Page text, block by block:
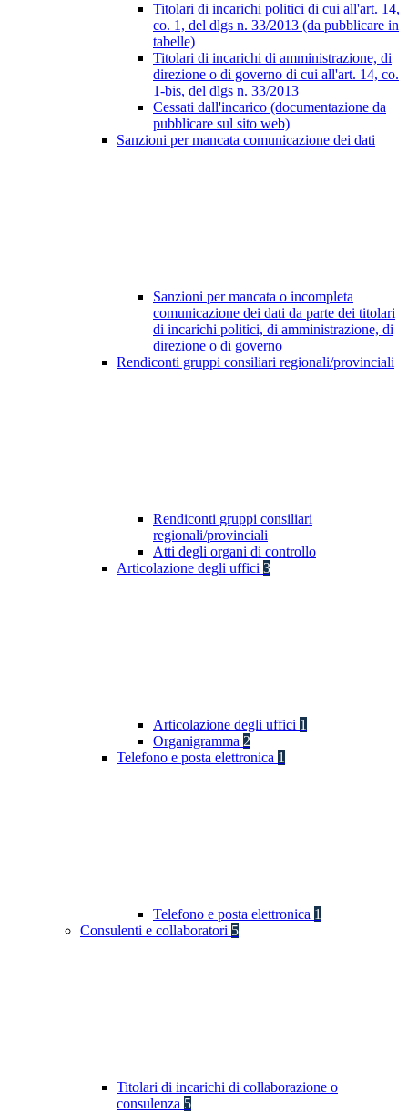
Titolari di incarichi politici di cui all'art. 14,
co. 1, del dlgs n. 33/2013 (da pubblicare in
tabelle)
Titolari di incarichi di amministrazione, di
direzione o di governo di cui all'art. 14, co.
1-bis, del dlgs n. 33/2013
Cessati dall'incarico (documentazione da
pubblicare sul sito web)
Sanzioni per mancata comunicazione dei dati
Sanzioni per mancata o incompleta
comunicazione dei dati da parte dei titolari
di incarichi politici, di amministrazione, di
direzione o di governo
Rendiconti gruppi consiliari regionali/provinciali
Rendiconti gruppi consiliari
regionali/provinciali
Atti degli organi di controllo
Articolazione degli uffici 3
Articolazione degli uffici 1
Organigramma 2
Telefono e posta elettronica 1
Telefono e posta elettronica 1
Consulenti e collaboratori 5
Titolari di incarichi di collaborazione o
consulenza 5